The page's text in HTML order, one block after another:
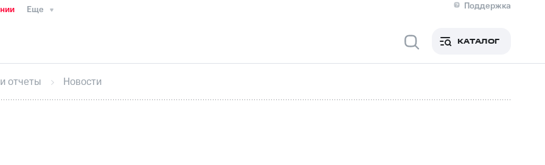
Еще
Поддержка
Медиа-центр
ИнтервьюФинансовая отчетностьКонтактыНовости в регионе
секретарьРаскрытие информации
кабинет акционераАкционерный капиталКонтроль и аудитРынок акций
КАТАЛОГ
отчеты Новости